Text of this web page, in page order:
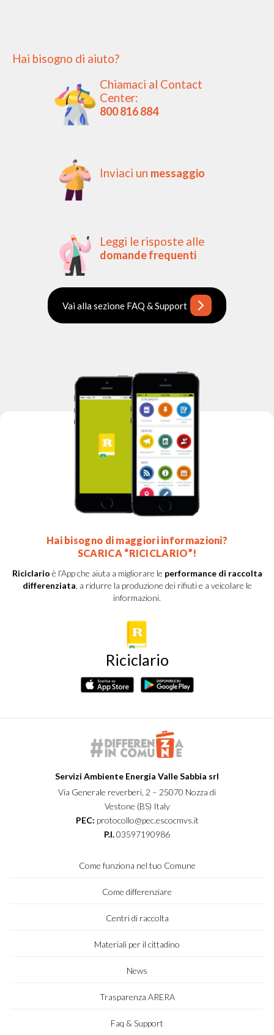
Hai bisogno di aiuto?
Chiamaci al Contact
Center:
800 816 884
Inviaci un messaggio
Leggi le risposte alle
domande frequenti
Vai alla sezione FAQ & Support
Hai bisogno di maggiori informazioni?
SCARICA “RICICLARIO”!
Riciclario è l’App che aiuta a migliorare le performance di raccolta
differenziata, a ridurre la produzione dei rifiuti e a veicolare le
informazioni.
Riciclario
Servizi Ambiente Energia Valle Sabbia srl
Via Generale reverberi, 2 – 25070 Nozza di
Vestone (BS) Italy
PEC: protocollo@pec.escocmvs.it
P.I.03597190986
Come funziona nel tuo Comune
Come differenziare
Centri di raccolta
Materiali per il cittadino
News
Trasparenza ARERA
Faq & Support